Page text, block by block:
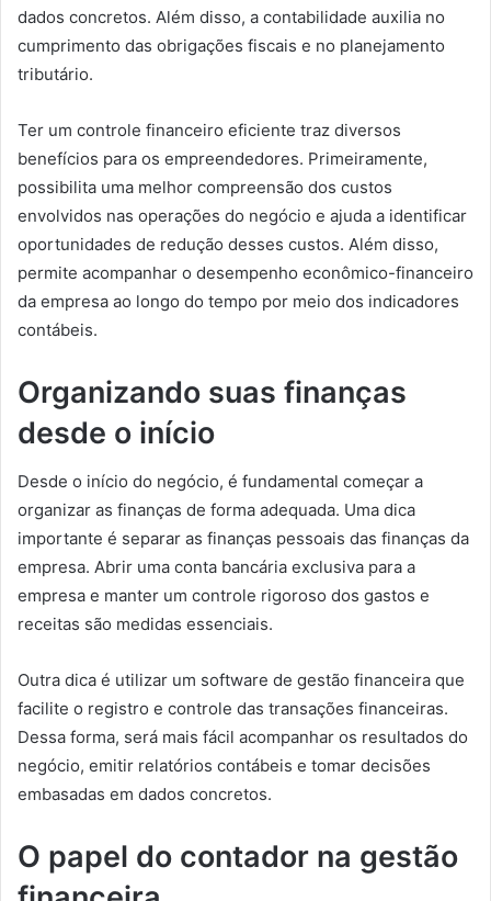
dados concretos. Além disso, a contabilidade auxilia no
cumprimento das obrigações fiscais e no planejamento
tributário.
Ter um controle financeiro eficiente traz diversos
benefícios para os empreendedores. Primeiramente,
possibilita uma melhor compreensão dos custos
envolvidos nas operações do negócio e ajuda a identificar
oportunidades de redução desses custos. Além disso,
permite acompanhar o desempenho econômico-financeiro
da empresa ao longo do tempo por meio dos indicadores
contábeis.
Organizando suas finanças
desde o início
Desde o início do negócio, é fundamental começar a
organizar as finanças de forma adequada. Uma dica
importante é separar as finanças pessoais das finanças da
empresa. Abrir uma conta bancária exclusiva para a
empresa e manter um controle rigoroso dos gastos e
receitas são medidas essenciais.
Outra dica é utilizar um software de gestão financeira que
facilite o registro e controle das transações financeiras.
Dessa forma, será mais fácil acompanhar os resultados do
negócio, emitir relatórios contábeis e tomar decisões
embasadas em dados concretos.
O papel do contador na gestão